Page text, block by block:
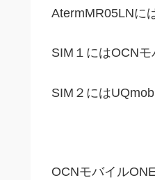
AtermMR05LNに
SIM１にはOCN
SIM２には
OCNモバイル